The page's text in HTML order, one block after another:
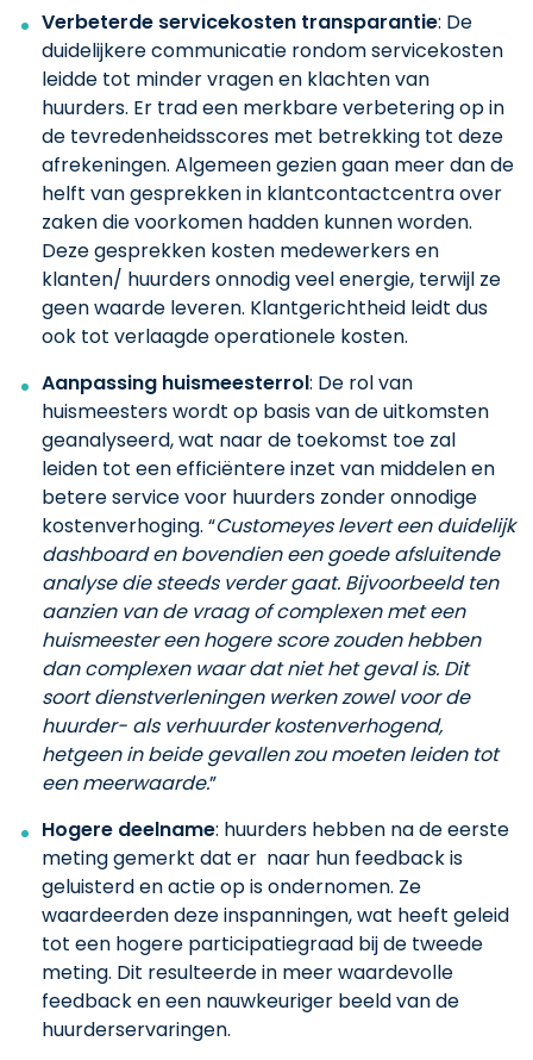
Verbeterde servicekosten transparantie: De
duidelijkere communicatie rondom servicekosten
leidde tot minder vragen en klachten van
huurders. Er trad een merkbare verbetering op in
de tevredenheidsscores met betrekking tot deze
afrekeningen. Algemeen gezien gaan meer dan de
helft van gesprekken in klantcontactcentra over
zaken die voorkomen hadden kunnen worden.
Deze gesprekken kosten medewerkers en
klanten/ huurders onnodig veel energie, terwijl ze
geen waarde leveren. Klantgerichtheid leidt dus
ook tot verlaagde operationele kosten.
Aanpassing huismeesterrol: De rol van
huismeesters wordt op basis van de uitkomsten
geanalyseerd, wat naar de toekomst toe zal
leiden tot een efficiëntere inzet van middelen en
betere service voor huurders zonder onnodige
kostenverhoging. “Customeyes levert een duidelijk
dashboard en bovendien een goede afsluitende
analyse die steeds verder gaat. Bijvoorbeeld ten
aanzien van de vraag of complexen met een
huismeester een hogere score zouden hebben
dan complexen waar dat niet het geval is. Dit
soort dienstverleningen werken zowel voor de
huurder- als verhuurder kostenverhogend,
hetgeen in beide gevallen zou moeten leiden tot
een meerwaarde.”
Hogere deelname: huurders hebben na de eerste
meting gemerkt dat er naar hun feedback is
geluisterd en actie op is ondernomen. Ze
waardeerden deze inspanningen, wat heeft geleid
tot een hogere participatiegraad bij de tweede
meting. Dit resulteerde in meer waardevolle
feedback en een nauwkeuriger beeld van de
huurderservaringen.